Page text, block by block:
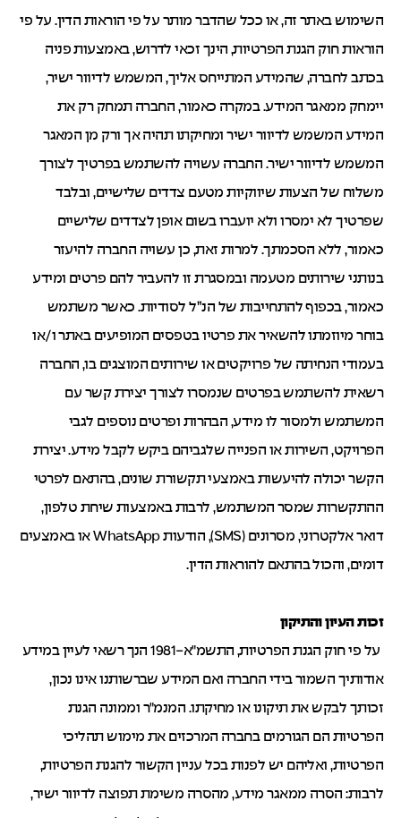
השימוש באתר זה, או ככל שהדבר מותר על פי הוראות הדין. על פי
הוראות חוק הגנת הפרטיות, הינך זכאי לדרוש, באמצעות פניה
בכתב לחברה, שהמידע המתייחס אליך, המשמש לדיוור ישיר,
יימחק ממאגר המידע. במקרה כאמור, החברה תמחק רק את
המידע המשמש לדיוור ישיר ומחיקתו תהיה אך ורק מן המאגר
המשמש לדיוור ישיר. החברה עשויה להשתמש בפרטיך לצורך
משלוח של הצעות שיווקיות מטעם צדדים שלישיים, ובלבד
שפרטיך לא ימסרו ולא יועברו בשום אופן לצדדים שלישיים
כאמור, ללא הסכמתך. למרות זאת, כן עשויה החברה להיעזר
בנותני שירותים מטעמה ובמסגרת זו להעביר להם פרטים ומידע
כאמור, בכפוף להתחייבות של הנ”ל לסודיות. כאשר משתמש
בוחר מיוזמתו להשאיר את פרטיו בטפסים המופיעים באתר ו/או
בעמודי הנחיתה של פרויקטים או שירותים המוצגים בו, החברה
רשאית להשתמש בפרטים שנמסרו לצורך יצירת קשר עם
המשתמש ולמסור לו מידע, הבהרות ופרטים נוספים לגבי
הפרויקט, השירות או הפנייה שלגביהם ביקש לקבל מידע. יצירת
הקשר יכולה להיעשות באמצעי תקשורת שונים, בהתאם לפרטי
ההתקשרות שמסר המשתמש, לרבות באמצעות שיחת טלפון,
דואר אלקטרוני, מסרונים (SMS), הודעות WhatsApp או באמצעים
דומים, והכול בהתאם להוראות הדין.
זכות העיון והתיקון
על פי חוק הגנת הפרטיות, התשמ"א-1981 הנך רשאי לעיין במידע
אודותיך השמור בידי החברה ואם המידע שברשותנו אינו נכון,
זכותך לבקש את תיקונו או מחיקתו. המנמ"ר וממונה הגנת
הפרטיות הם הגורמים בחברה המרכזים את מימוש תהליכי
הפרטיות, ואליהם יש לפנות בכל עניין הקשור להגנת הפרטיות,
לרבות: הסרה ממאגר מידע, מהסרה משימת תפוצה לדיוור ישיר,